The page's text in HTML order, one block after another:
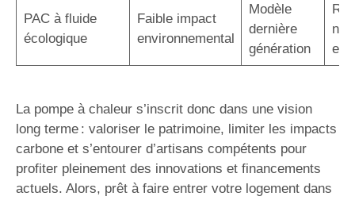
PAC à fluide
écologique
Faible impact
environnemental
Modèle
dernière
génération
La pompe à chaleur s’inscrit donc dans une vision
long terme : valoriser le patrimoine, limiter les impacts
carbone et s’entourer d’artisans compétents pour
profiter pleinement des innovations et financements
actuels. Alors, prêt à faire entrer votre logement dans